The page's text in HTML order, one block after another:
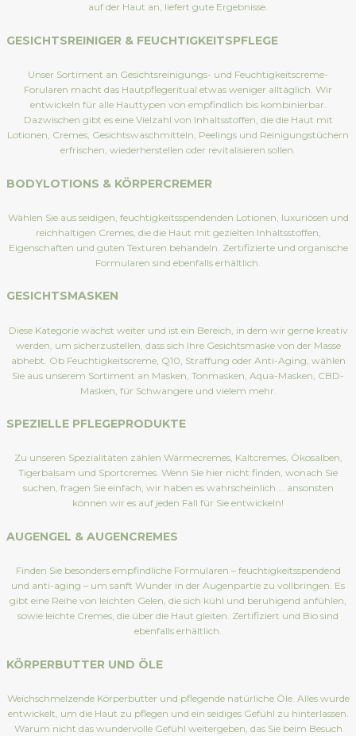
auf der Haut an, liefert gute Ergebnisse.
GESICHTSREINIGER & FEUCHTIGKEITSPFLEGE
Unser Sortiment an Gesichtsreinigungs- und Feuchtigkeitscreme-
Forularen macht das Hautpflegeritual etwas weniger alltäglich. Wir
entwickeln für alle Hauttypen von empfindlich bis kombinierbar.
Dazwischen gibt es eine Vielzahl von Inhaltsstoffen, die die Haut mit
Lotionen, Cremes, Gesichtswaschmitteln, Peelings und Reinigungstüchern
erfrischen, wiederherstellen oder revitalisieren sollen.
BODYLOTIONS & KÖRPERCREMER
Wählen Sie aus seidigen, feuchtigkeitsspendenden Lotionen, luxuriösen und
reichhaltigen Cremes, die die Haut mit gezielten Inhaltsstoffen,
Eigenschaften und guten Texturen behandeln. Zertifizierte und organische
Formularen sind ebenfalls erhältlich.
GESICHTSMASKEN
Diese Kategorie wächst weiter und ist ein Bereich, in dem wir gerne kreativ
werden, um sicherzustellen, dass sich Ihre Gesichtsmaske von der Masse
abhebt. Ob Feuchtigkeitscreme, Q10, Straffung oder Anti-Aging, wählen
Sie aus unserem Sortiment an Masken, Tonmasken, Aqua-Masken, CBD-
Masken, für Schwangere und vielem mehr.
SPEZIELLE PFLEGEPRODUKTE
Zu unseren Spezialitäten zählen Wärmecremes, Kaltcremes, Ökosalben,
Tigerbalsam und Sportcremes. Wenn Sie hier nicht finden, wonach Sie
suchen, fragen Sie einfach, wir haben es wahrscheinlich … ansonsten
können wir es auf jeden Fall für Sie entwickeln!
AUGENGEL & AUGENCREMES
Finden Sie besonders empfindliche Formularen – feuchtigkeitsspendend
und anti-aging – um sanft Wunder in der Augenpartie zu vollbringen. Es
gibt eine Reihe von leichten Gelen, die sich kühl und beruhigend anfühlen,
sowie leichte Cremes, die über die Haut gleiten. Zertifiziert und Bio sind
ebenfalls erhältlich.
KÖRPERBUTTER UND ÖLE
Weichschmelzende Körperbutter und pflegende natürliche Öle. Alles wurde
entwickelt, um die Haut zu pflegen und ein seidiges Gefühl zu hinterlassen.
Warum nicht das wundervolle Gefühl weitergeben, das Sie beim Besuch